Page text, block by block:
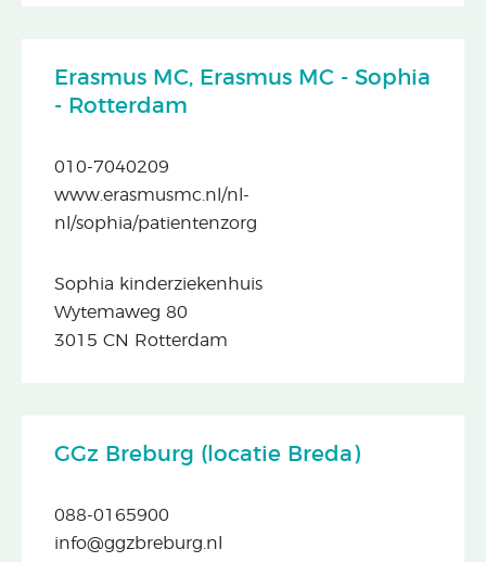
Erasmus MC, Erasmus MC - Sophia
- Rotterdam
010-7040209
www.erasmusmc.nl/nl-
nl/sophia/patientenzorg
Sophia kinderziekenhuis
Wytemaweg 80
3015 CN Rotterdam
GGz Breburg (locatie Breda)
088-0165900
info@ggzbreburg.nl